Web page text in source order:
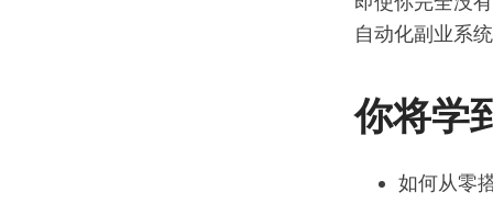
自动化副业系
你将学
如何从零